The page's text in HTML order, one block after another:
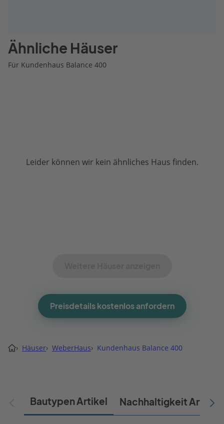
Ähnliche Häuser
Für Kundenhaus Balance 400
Leider können wir kein ähnliches Haus finden.
Preisdetails kostenlos anfordern
› Häuser› WeberHaus› Kundenhaus Balance 400
Bautypen Artikel Nachhaltigkeit Artikel